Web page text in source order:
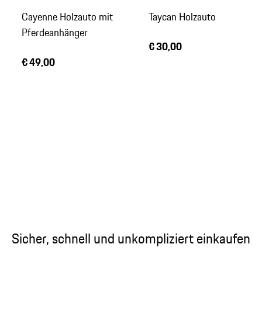
Cayenne Holzauto mit
Pferdeanhänger
€ 49,00
Taycan Holzauto
€ 30,00
Sicher, schnell und unkompliziert einkaufen